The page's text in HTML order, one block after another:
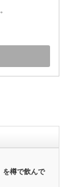
を樽で飲んで